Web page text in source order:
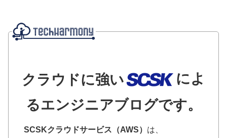
クラウドに強い
によ
るエンジニアブログです。
SCSKクラウドサービス（AWS） は、